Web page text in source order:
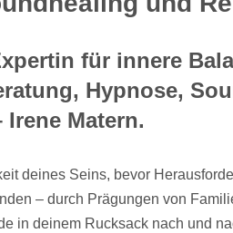
für innere
Hypnose,
Matern.
deines Seins, bevor
– durch Prägungen von
in deinem Rucksack nach und